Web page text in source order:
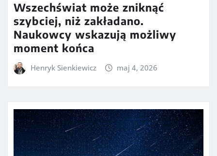
Wszechświat może zniknąć
szybciej, niż zakładano.
Naukowcy wskazują możliwy
moment końca
Henryk Sienkiewicz maj 4, 2026